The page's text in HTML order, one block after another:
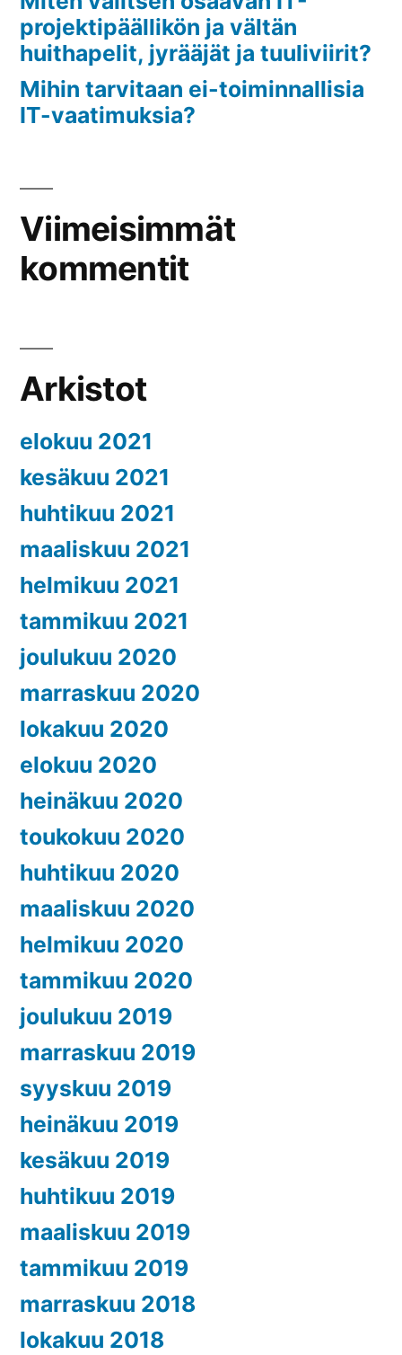
projektipäällikön ja vältän
huithapelit, jyrääjät ja tuuliviirit?
Mihin tarvitaan ei-toiminnallisia
IT-vaatimuksia?
Viimeisimmät
kommentit
Arkistot
elokuu 2021
kesäkuu 2021
huhtikuu 2021
maaliskuu 2021
helmikuu 2021
tammikuu 2021
joulukuu 2020
marraskuu 2020
lokakuu 2020
elokuu 2020
heinäkuu 2020
toukokuu 2020
huhtikuu 2020
maaliskuu 2020
helmikuu 2020
tammikuu 2020
joulukuu 2019
marraskuu 2019
syyskuu 2019
heinäkuu 2019
kesäkuu 2019
huhtikuu 2019
maaliskuu 2019
tammikuu 2019
marraskuu 2018
lokakuu 2018